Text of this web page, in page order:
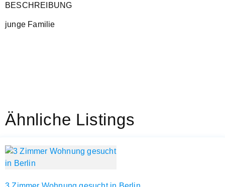
BESCHREIBUNG
junge Familie
Ähnliche Listings